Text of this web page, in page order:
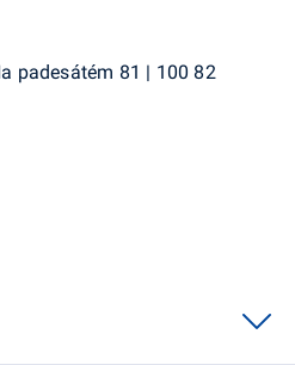
padesátém 81 | 100 82